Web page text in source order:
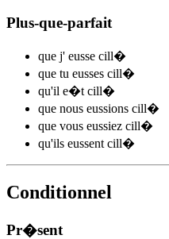
Plus-que-parfait
que j' eusse cill�
que tu eusses cill�
qu'il e�t cill�
que nous eussions cill�
que vous eussiez cill�
qu'ils eussent cill�
Conditionnel
Pr�sent